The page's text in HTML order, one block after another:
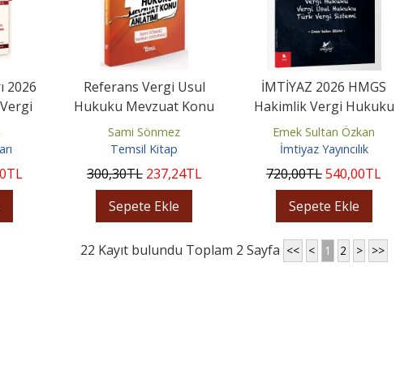
2026
TL
Referans Vergi Usul
Hukuku Mevzuat Konu
Anlatımı
Sami Sönmez
Temsil Kitap
300,30TL 237,24TL
Sepete Ekle
İMTİYAZ 2026 HMGS
Hakimlik Vergi Hukuku
Vergi Usul Hukuku Türk
Vergi...
Emek Sultan Özkan
İmtiyaz Yayıncılık
720,00TL540,00TL
Sepete Ekle
22 Kayıt bulundu Toplam 2 Sayfa << < 1 2 > >>